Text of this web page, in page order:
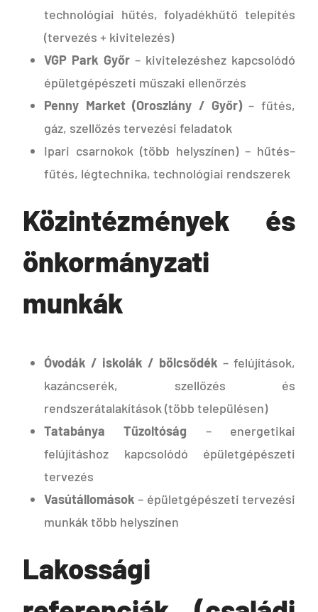
technológiai hűtés, folyadékhűtő telepítés
(tervezés + kivitelezés)
VGP Park Győr – kivitelezéshez kapcsolódó
épületgépészeti műszaki ellenőrzés
Penny Market (Oroszlány / Győr)– fűtés,
gáz, szellőzés tervezési feladatok
Ipari csarnokok (több helyszínen) – hűtés–
fűtés, légtechnika, technológiai rendszerek
Közintézmények és
önkormányzati
munkák
Óvodák / iskolák / bölcsődék – felújítások,
kazáncserék, szellőzés és
rendszerátalakítások (több településen)
Tatabánya Tűzoltóság – energetikai
felújításhoz kapcsolódó épületgépészeti
tervezés
Vasútállomások – épületgépészeti tervezési
munkák több helyszínen
Lakossági